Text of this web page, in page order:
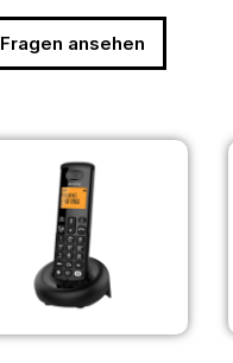
Fragen ansehen